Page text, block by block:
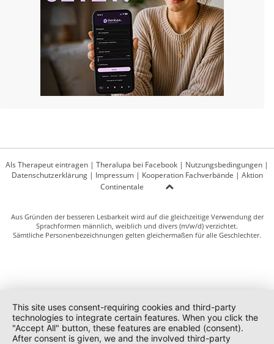
Als Therapeut eintragen | Theralupa bei Facebook | Nutzungsbedingungen |
Datenschutzerklärung| Impressum| Kooperation Fachverbände | Aktion
Continentale
Aus Gründen der besseren Lesbarkeit wird auf die gleichzeitige Verwendung der
Sprachformen männlich, weiblich und divers (m/w/d) verzichtet.
Sämtliche Personenbezeichnungen gelten gleichermaßen für alle Geschlechter.
This site uses consent-requiring cookies and third-party
technologies to integrate certain features. When you click the
"Accept All" button, these features are enabled (consent).
After consent is given, we and the involved third-party